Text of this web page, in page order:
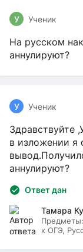
У Ученик
На русском
аннулируют?
У Ученик
Здравствуйте
в изложении я
аннулируют?
Ответ дан
Тамара
Предметы:
к ОГЭ,